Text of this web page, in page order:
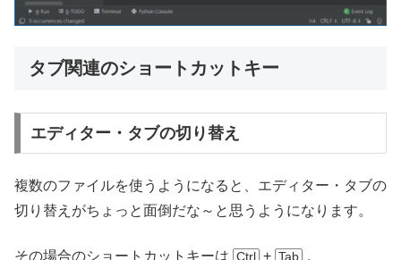
タブ関連のショートカットキー
エディター・タブの切り替え
複数のファイルを使うようになると、エディター・タブの
切り替えがちょっと面倒だな～と思うようになります。
その場合のショートカットキーは Ctrl + Tab 。